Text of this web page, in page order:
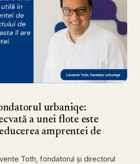
urbaniqe:
a unei flote este
amprentei de
Toth, fondatorul și directorul